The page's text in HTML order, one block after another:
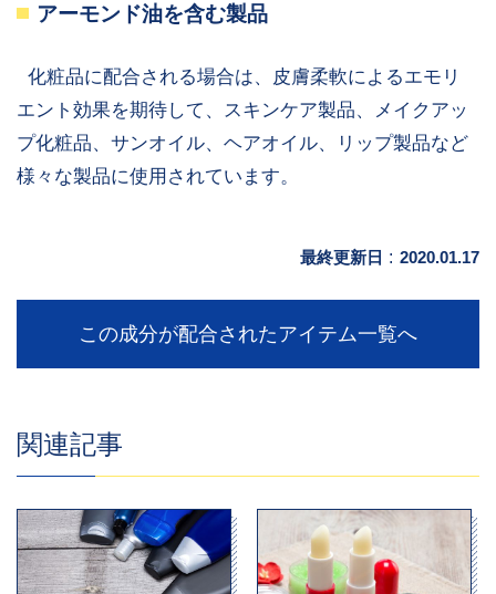
アーモンド油を含む製品
化粧品に配合される場合は、皮膚柔軟によるエモリ
エント効果を期待して、スキンケア製品、メイクアッ
プ化粧品、サンオイル、ヘアオイル、リップ製品など
様々な製品に使用されています。
最終更新日 : 2020.01.17
この成分が配合されたアイテム一覧へ
関連記事